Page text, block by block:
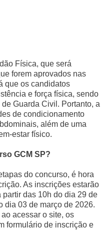
Física, que será
forem aprovados nas
que os candidatos
e força física, sendo
Guarda Civil. Portanto, a
de condicionamento
além de uma
estar físico.
GCM SP?
do concurso, é hora
As inscrições estarão
das 10h do dia 29 de
dia 03 de março de 2026.
acessar o site, os
formulário de inscrição e